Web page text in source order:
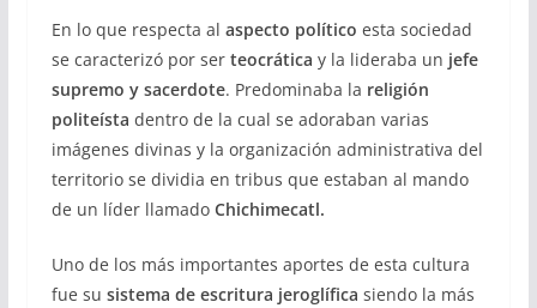
En lo que respecta al aspecto político esta sociedad
se caracterizó por ser teocrática y la lideraba un jefe
supremo y sacerdote. Predominaba la religión
politeísta dentro de la cual se adoraban varias
imágenes divinas y la organización administrativa del
territorio se dividia en tribus que estaban al mando
de un líder llamado Chichimecatl.
Uno de los más importantes aportes de esta cultura
fue su sistema de escritura jeroglífica siendo la más